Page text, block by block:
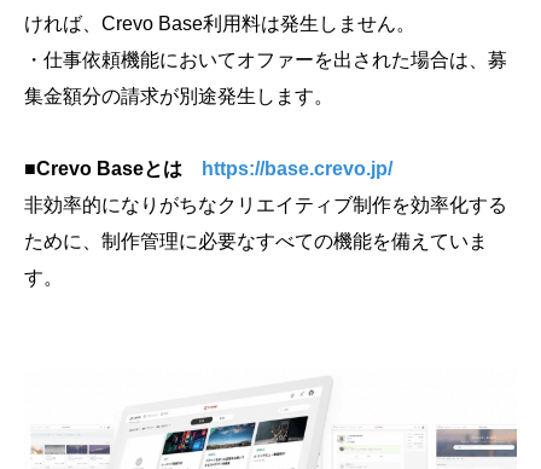
ければ、Crevo Base利用料は発生しません。
・仕事依頼機能においてオファーを出された場合は、募
集金額分の請求が別途発生します。
■Crevo Baseとは
https://base.crevo.jp/
非効率的になりがちなクリエイティブ制作を効率化する
ために、制作管理に必要なすべての機能を備えていま
す。